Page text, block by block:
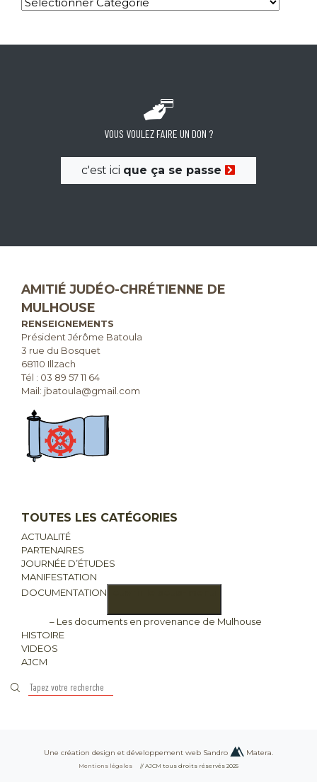
VOUS VOULEZ FAIRE UN DON ?
c'est ici que ça se passe
AMITIÉ JUDÉO-CHRÉTIENNE DE
MULHOUSE
RENSEIGNEMENTS
Président Jérôme Batoula
3 rue du Bosquet
68110 Illzach
Tél : 03 89 57 11 64
Mail: jbatoula@gmail.com
TOUTES LES CATÉGORIES
ACTUALITÉ
PARTENAIRES
JOURNÉE D’ÉTUDES
MANIFESTATION
DOCUMENTATION
– Les documents en provenance de Mulhouse
HISTOIRE
VIDEOS
AJCM
Une création design et développement web Sandro Matera.
Mentions légales // AJCM tous droits réservés 2025